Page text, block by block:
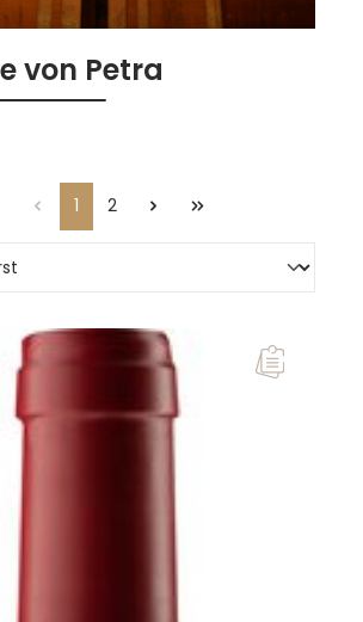
von Petra
Seite
1 Seite
2